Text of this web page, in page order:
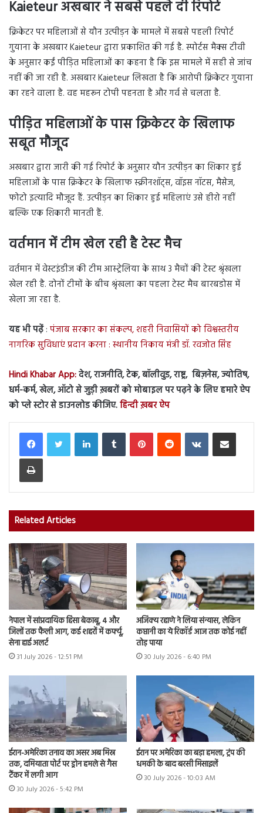
Kaieteur अखबार ने सबसे पहले दी रिपोर्ट
क्रिकेटर पर महिलाओं से यौन उत्पीड़न के मामले में सबसे पहली रिपोर्ट
गुयाना के अखबार Kaieteur द्वारा प्रकाशित की गई है. स्पोर्टस मैक्स टीवी
के अनुसार कईं पीड़ित महिलाओं का कहना है कि इस मामले में सही से जांच
नहीं की जा रही है. अखबार Kaieteur लिखता है कि आरोपी क्रिकेटर गुयाना
का रहने वाला है. वह महरून टोपी पहनता है और गर्व से चलता है.
पीड़ित महिलाओं के पास क्रिकेटर के खिलाफ
सबूत मौजूद
अखबार द्वारा जारी की गई रिपोर्ट के अनुसार यौन उत्पीड़न का शिकार हुई
महिलाओं के पास क्रिकेटर के खिलाफ स्क्रीनशॉट्स, वॉइस नॉटस, मैसेज,
फोटो इत्यादि मौजूद हैं. उत्पीड़न का शिकार हुई महिलाएं उसे हीरो नहीं
बल्कि एक शिकारी मानती हैं.
वर्तमान में टीम खेल रही है टेस्ट मैच
वर्तमान में वेस्टइंडीज की टीम आस्ट्रेलिया के साथ 3 मैचों की टेस्ट श्रृंखला
खेल रही है. दोनों टीमों के बीच श्रृंखला का पहला टेस्ट मैच बारबडोस में
खेला जा रहा है.
यह भी पढ़ें: पंजाब सरकार का संकल्प, शहरी निवासियों को विश्वस्तरीय
नागरिक सुविधाएं प्रदान करना : स्थानीय निकाय मंत्री डॉ. रवजोत सिंह
Hindi Khabar App:देश, राजनीति, टेक, बॉलीवुड, राष्ट्र, बिज़नेस, ज्योतिष,
धर्म-कर्म, खेल, ऑटो से जुड़ी ख़बरों को मोबाइल पर पढ़ने के लिए हमारे ऐप
को प्ले स्टोर से डाउनलोड कीजिए.हिन्दी ख़बर ऐप
LinkedInTumblr PinterestReddit VKontakteShare via Email
Print
Related Articles
नेपाल में सांप्रदायिक हिंसा बेकाबू, 4 और
जिलों तक फैली आग, कई शहरों में कर्फ्यू,
सेना हाई अलर्ट
31 July 2026 - 12:51 PM
अजिंक्य रहाणे ने लिया संन्यास, लेकिन
कप्तानी का ये रिकॉर्ड आज तक कोई नहीं
तोड़ पाया
30 July 2026 - 6:40 PM
ईरान-अमेरिका तनाव का असर अब मिस्र
तक, दमियाता पोर्ट पर ड्रोन हमले से गैस
टैंकर में लगी आग
30 July 2026 - 5:42 PM
ईरान पर अमेरिका का बड़ा हमला, ट्रंप की
धमकी के बाद बरसी मिसाइलें
30 July 2026 - 10:03 AM